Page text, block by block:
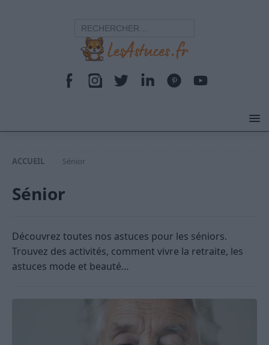
ACCUEIL Sénior
Sénior
Découvrez toutes nos astuces pour les séniors.
Trouvez des activités, comment vivre la retraite, les
astuces mode et beauté…